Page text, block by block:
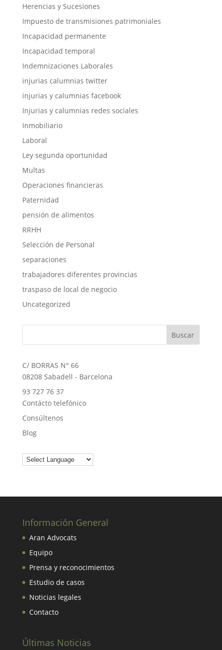
Herencias y Sucesiones
Impuesto de transmisiones patrimoniales
Incapacidad permanente
Incapacidad temporal
Indemnizaciones Laborales
injurias calumnias twitter
injurias y calumnias facebook
Injurias y calumnias redes sociales
Inmobiliario
Laboral
Ley segunda oportunidad
Multas
Operaciones financieras
Paternidad
pensión de alimentos
RRHH
Selección de Personal
separaciones
trabajadores diferentes provincias
traspaso de local de negocio
Uncategorized
C/ BORRAS N° 66
08208 Sabadell - Barcelona
93 727 76 37
Contácto telefónico
Consúltenos
Blog
Información General
Aran Advocats
Equipo
Prensa y reconocimientos
Estudio de casos
Noticias legales
Contacto
Últimas Noticias